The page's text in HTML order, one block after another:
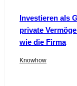
Investieren als
private
wie die Firma
Knowhow